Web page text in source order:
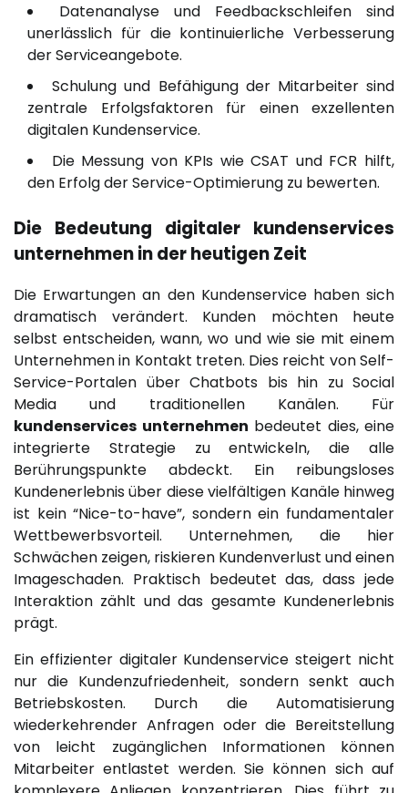
Datenanalyse und Feedbackschleifen sind
unerlässlich für die kontinuierliche Verbesserung
der Serviceangebote.
Schulung und Befähigung der Mitarbeiter sind
zentrale Erfolgsfaktoren für einen exzellenten
digitalen Kundenservice.
Die Messung von KPIs wie CSAT und FCR hilft,
den Erfolg der Service-Optimierung zu bewerten.
Die Bedeutung digitaler kundenservices
unternehmenin der heutigen Zeit
Die Erwartungen an den Kundenservice haben sich
dramatisch verändert. Kunden möchten heute
selbst entscheiden, wann, wo und wie sie mit einem
Unternehmen in Kontakt treten. Dies reicht von Self-
Service-Portalen über Chatbots bis hin zu Social
Media und traditionellen Kanälen. Für
kundenservices unternehmen bedeutet dies, eine
integrierte Strategie zu entwickeln, die alle
Berührungspunkte abdeckt. Ein reibungsloses
Kundenerlebnis über diese vielfältigen Kanäle hinweg
ist kein “Nice-to-have”, sondern ein fundamentaler
Wettbewerbsvorteil. Unternehmen, die hier
Schwächen zeigen, riskieren Kundenverlust und einen
Imageschaden. Praktisch bedeutet das, dass jede
Interaktion zählt und das gesamte Kundenerlebnis
prägt.
Ein effizienter digitaler Kundenservice steigert nicht
nur die Kundenzufriedenheit, sondern senkt auch
Betriebskosten. Durch die Automatisierung
wiederkehrender Anfragen oder die Bereitstellung
von leicht zugänglichen Informationen können
Mitarbeiter entlastet werden. Sie können sich auf